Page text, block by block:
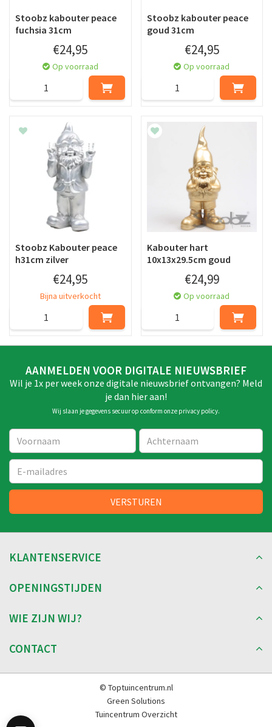
Stoobz kabouter peace
fuchsia 31cm
€24,95
Op voorraad
Stoobz kabouter peace
goud 31cm
€24,95
Op voorraad
Stoobz Kabouter peace
h31cm zilver
€24,95
Bijna uitverkocht
Kabouter hart
10x13x29.5cm goud
€24,99
Op voorraad
AANMELDEN VOOR DIGITALE NIEUWSBRIEF
Wil je 1x per week onze digitale nieuwsbrief ontvangen? Meld
je dan hier aan!
Wij slaan je gegevens secuur op conform onze privacy policy.
KLANTENSERVICE
OPENINGSTIJDEN
WIE ZIJN WIJ?
CONTACT
© Toptuincentrum.nl
Green Solutions
Tuincentrum Overzicht